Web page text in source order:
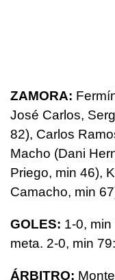
ZAMORA:
José Carlos,
82), Carlos
Macho (Dani
Priego, min 46),
Camacho, min
GOLES: 1-0,
meta. 2-0, min
ÁRBITRO: